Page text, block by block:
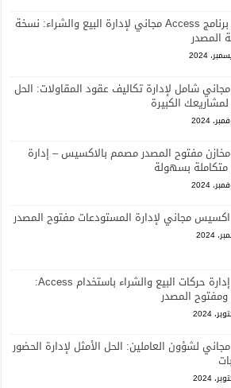
تحميل برنامج Access مجاني لإدارة البيع والشراء: نسخة
المصدر
مجاني شامل لإدارة تكاليف عقود المقاولات: الحل
لمشاريعك الكبيرة
مخازن مفتوح المصدر مصمم بالاكسيس – إدارة
بسهولة
اكسيس مجاني لإدارة المستودعات مفتوح المصدر
برنامج إدارة حركات البيع والشراء باستخدام Access:
المصدر
مجاني لشؤون العاملين: الحل الأمثل لإدارة الحضور